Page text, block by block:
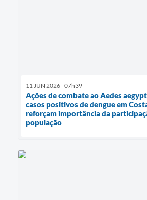
11 JUN 2026 - 07h39
Ações de combate ao Aedes
casos positivos de dengue em
reforçam importância da
população